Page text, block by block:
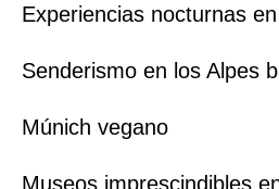
Experiencias nocturnas
Senderismo en los Alpes
Múnich vegano
Museos imprescindibles